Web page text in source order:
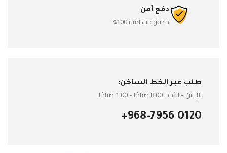
دفع آمن
مدفوعات آمنة 100%
طلب عبر الخط الساخن:
الإثنين - الأحد: 8:00 صباحًا - 1:00 صباحًا
+968-7956 0120